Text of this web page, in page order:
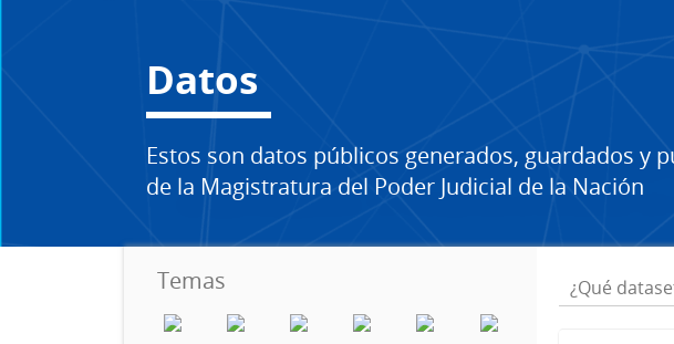
Datos
Estos son datos públicos generados, guardados y
de la Magistratura del Poder Judicial de la Nación
Temas